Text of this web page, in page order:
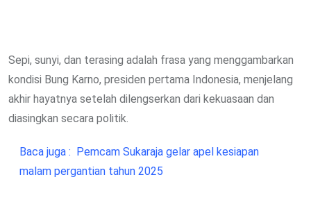
Sepi, sunyi, dan terasing adalah frasa yang menggambarkan
kondisi Bung Karno, presiden pertama Indonesia, menjelang
akhir hayatnya setelah dilengserkan dari kekuasaan dan
diasingkan secara politik.
Baca juga : Pemcam Sukaraja gelar apel kesiapan
malam pergantian tahun 2025